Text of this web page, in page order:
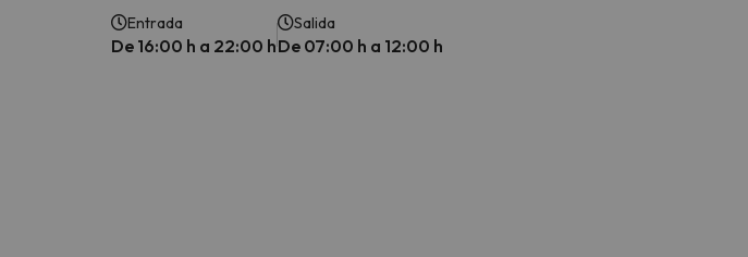
Entrada
De 16:00 h a 22:00 h
Salida
De 07:00 h a 12:00 h